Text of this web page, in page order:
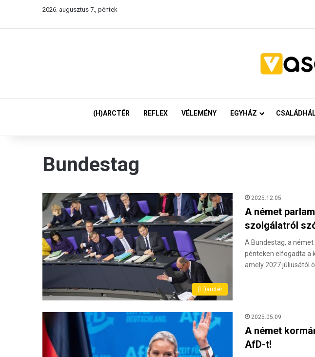
2026. augusztus 7., péntek
(H)ARCTÉR REFLEX VÉLEMÉNY EGYHÁZ
Bundestag
(H)arctér
2025.12.05.
A német
szolgálatról
A Bundestag, a
pénteken elfogadta a
amely 2027 júliusától
2025.05.09.
A német
AfD-t!